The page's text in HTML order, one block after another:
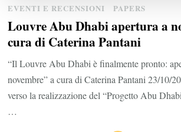
EVENTI E RECENSIONI PAPERS
Louvre Abu Dhabi apertura a
cura di Caterina Pantani
“Il Louvre Abu Dhabi è finalmente pronto:
novembre” a cura di Caterina Pantani 23/10/
verso la realizzazione del “Progetto Abu
…